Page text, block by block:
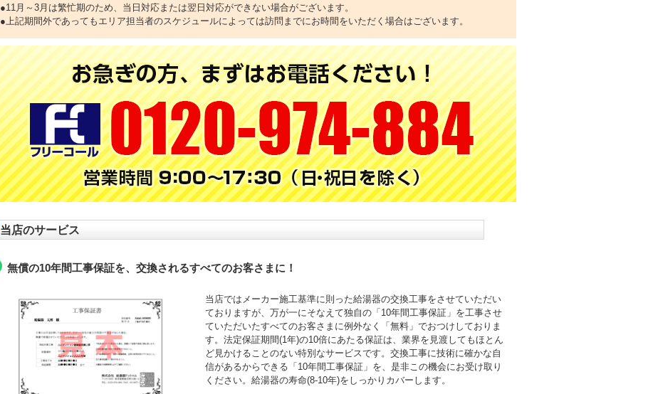
●11月～3月は繁忙期のため、当日対応または翌日対応ができない場合がございます。
●上記期間外であってもエリア担当者のスケジュールによっては訪問までにお時間をいただく場合はございます。
当店のサービス
無償の10年間工事保証を、交換されるすべてのお客さまに！
当店ではメーカー施工基準に則った給湯器の交換工事をさせていただい
ておりますが、万が一にそなえて独自の「10年間工事保証」を工事させ
ていただいたすべてのお客さまに例外なく「無料」でおつけしておりま
す。法定保証期間(1年)の10倍にあたる保証は、業界を見渡してもほとん
ど見かけることのない特別なサービスです。交換工事に技術に確かな自
信があるからできる「10年間工事保証」を、是非この機会にお受け取り
ください。給湯器の寿命(8-10年)をしっかりカバーします。